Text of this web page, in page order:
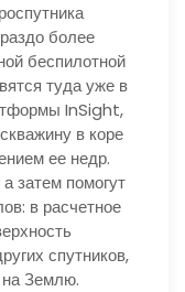
более
беспилотной
туда уже в
InSight,
в коре
ее недр.
затем помогут
в расчетное
спутников,
Землю.